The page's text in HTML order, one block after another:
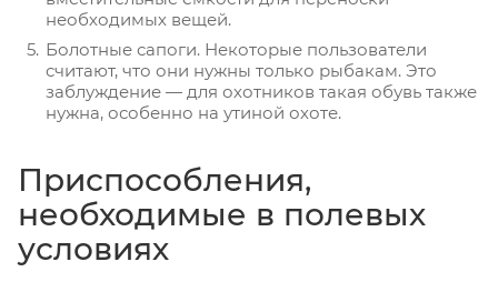
необходимых вещей.
Болотные сапоги. Некоторые пользователи
считают, что они нужны только рыбакам. Это
заблуждение — для охотников такая обувь также
нужна, особенно на утиной охоте.
Приспособления,
необходимые в полевых
условиях